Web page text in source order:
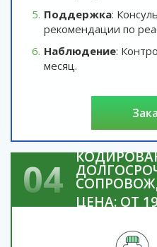
Поддержка:
рекомендации по
Наблюдение:
месяц.
04
ЦЕНА: ОТ